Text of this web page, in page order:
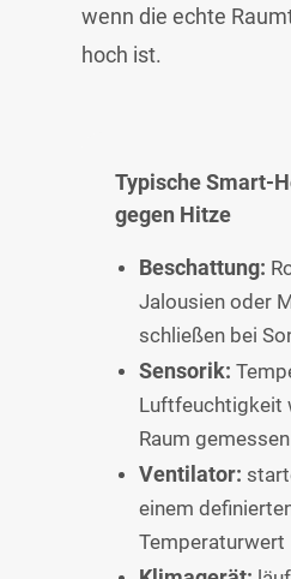
wenn die echte
hoch ist.
Typische Smart-
gegen Hitze
Beschattung:
Jalousien oder
schließen bei
Sensorik:
Luftfeuchtigkeit
Raum gemessen
Ventilator:
einem
Temperaturwert